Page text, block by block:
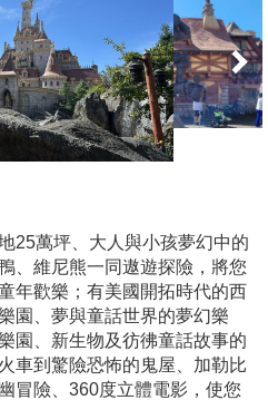
25萬坪、大人與小孩夢幻中的
、維尼熊一同遨遊探險，將您
年歡樂；有美國開拓時代的西
園、夢與童話世界的夢幻樂
園、新生物及彷彿童話故事的
車到驚險恐怖的鬼屋、加勒比
冒險、360度立體電影，使您